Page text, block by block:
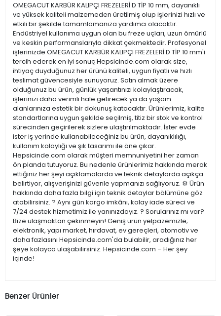
OMEGACUT KARBÜR KALIPÇI FREZELERİ D TİP 10 mm, dayanıklı
ve yüksek kaliteli malzemeden üretilmiş olup işlerinizi hızlı ve
etkili bir şekilde tamamlamanıza yardımcı olacaktır.
Endüstriyel kullanıma uygun olan bu freze uçları, uzun ömürlü
ve keskin performanslarıyla dikkat çekmektedir. Profesyonel
işlerinizde OMEGACUT KARBÜR KALIPÇI FREZELERİ D TİP 10 mm'i
tercih ederek en iyi sonuç Hepsicinde.com olarak size,
ihtiyaç duyduğunuz her ürünü kaliteli, uygun fiyatlı ve hızlı
teslimat güvencesiyle sunuyoruz. Satın almak üzere
olduğunuz bu ürün, günlük yaşantınızı kolaylaştıracak,
işlerinizi daha verimli hale getirecek ya da yaşam
alanlarınıza estetik bir dokunuş katacaktır. Ürünlerimiz, kalite
standartlarına uygun şekilde seçilmiş, titiz bir stok ve kontrol
sürecinden geçirilerek sizlere ulaştırılmaktadır. İster evde
ister iş yerinde kullanabileceğiniz bu ürün, dayanıklılığı,
kullanım kolaylığı ve şık tasarımı ile öne çıkar.
Hepsicinde.com olarak müşteri memnuniyetini her zaman
ön planda tutuyoruz. Bu nedenle ürünlerimiz hakkında merak
ettiğiniz her şeyi açıklamalarda ve teknik detaylarda açıkça
belirtiyor, alışverişinizi güvenle yapmanızı sağlıyoruz. ⚙️ Ürün
hakkında daha fazla bilgi için teknik detaylar bölümüne göz
atabilirsiniz. ? Aynı gün kargo imkânı, kolay iade süreci ve
7/24 destek hizmetimiz ile yanınızdayız. ? Sorularınız mı var?
Bize ulaşmaktan çekinmeyin! Geniş ürün yelpazemizle;
elektronik, yapı market, hırdavat, ev gereçleri, otomotiv ve
daha fazlasını Hepsicinde.com'da bulabilir, aradığınız her
şeye kolayca ulaşabilirsiniz. Hepsicinde.com – Her şey
içinde!
Benzer Ürünler